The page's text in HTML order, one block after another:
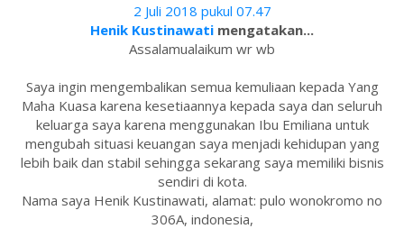
2 Juli 2018 pukul 07.47
Henik Kustinawati mengatakan...
Assalamualaikum wr wb
Saya ingin mengembalikan semua kemuliaan kepada Yang
Maha Kuasa karena kesetiaannya kepada saya dan seluruh
keluarga saya karena menggunakan Ibu Emiliana untuk
mengubah situasi keuangan saya menjadi kehidupan yang
lebih baik dan stabil sehingga sekarang saya memiliki bisnis
sendiri di kota.
Nama saya Henik Kustinawati, alamat: pulo wonokromo no
306A, indonesia,